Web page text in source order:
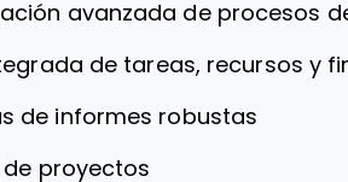
avanzada de procesos
de tareas, recursos y
de informes robustas
de proyectos